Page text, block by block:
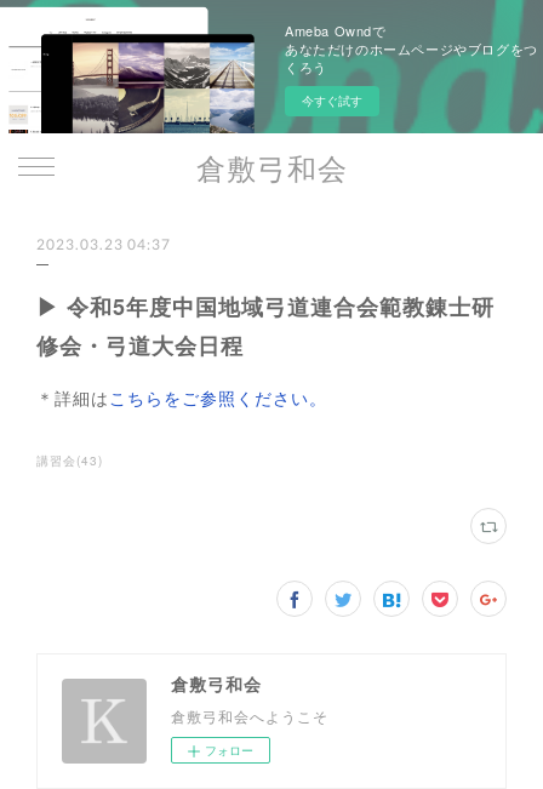
Ameba Owndで
あなただけのホームページやブログをつ
くろう
今すぐ試す
倉敷弓和会
2023.03.23 04:37
▶ 令和5年度中国地域弓道連合会範教錬士研
修会・弓道大会日程
＊詳細はこちらをご参照ください。
講習会 (43)
倉敷弓和会
倉敷弓和会へようこそ
フォロー